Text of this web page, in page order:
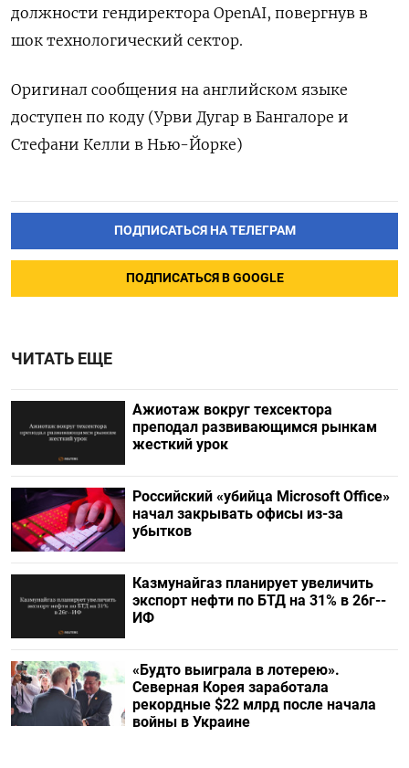
должности гендиректора OpenAI, повергнув в
шок технологический сектор.
Оригинал сообщения на английском языке
доступен по коду (Урви Дугар в Бангалоре и
Стефани Келли в Нью-Йорке)
ПОДПИСАТЬСЯ НА ТЕЛЕГРАМ
ПОДПИСАТЬСЯ В GOOGLE
ЧИТАТЬ ЕЩЕ
Ажиотаж вокруг техсектора
преподал развивающимся рынкам
жесткий урок
Российский «убийца Microsoft Office»
начал закрывать офисы из-за
убытков
Казмунайгаз планирует увеличить
экспорт нефти по БТД на 31% в 26г--
ИФ
«Будто выиграла в лотерею».
Северная Корея заработала
рекордные $22 млрд после начала
войны в Украине